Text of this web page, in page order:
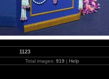
1123
Total images: 919 | Help